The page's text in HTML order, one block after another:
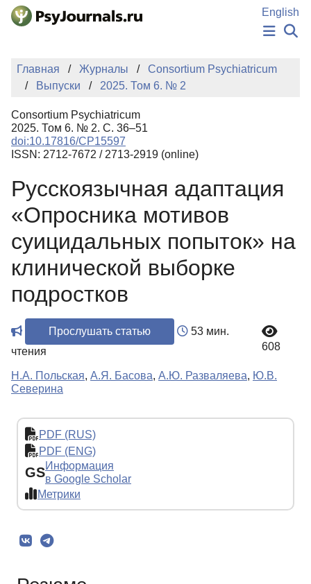
Перейти к основному содержанию
English
НОВОСТИ
ИЗДАНИЯ
ПОДАТЬ РУКОПИСЬ
БАЗА ЗНАНИЙ
КЛЮЧЕВЫЕ СЛОВА
Регистрация
Главная Журналы
Consortium Psychiatricum
Выпуски
2025. Том 6. № 2
Consortium Psychiatricum
2025. Том 6. № 2. С. 36–51
doi:10.17816/CP15597
ISSN: 2712-7672 / 2713-2919 (online)
Русскоязычная адаптация
«Опросника мотивов
суицидальных попыток» на
клинической выборке
подростков
Прослушать статью
53 мин.
чтения
608
Н.А. Польская, А.Я. Басова, А.Ю. Разваляева, Ю.В.
Северина
PDF (RUS)
PDF (ENG)
GSИнформация
в Google Scholar
Метрики